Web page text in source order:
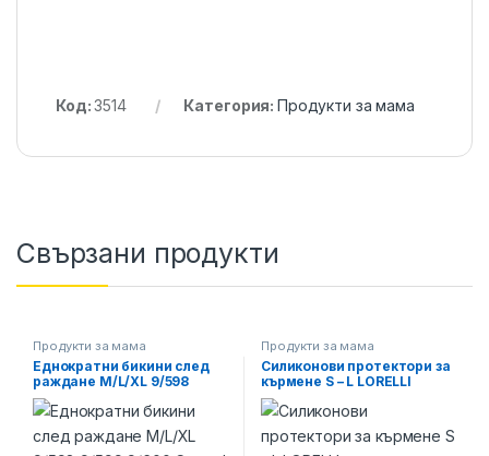
Код:3514 Категория: Продукти за мама
Свързани продукти
Продукти за мама
Еднократни бикини след
раждане M/L/XL 9/598
9/599 9/600 Canpol
Продукти за мама
Силиконови протектори за
кърмене S – L LORELLI